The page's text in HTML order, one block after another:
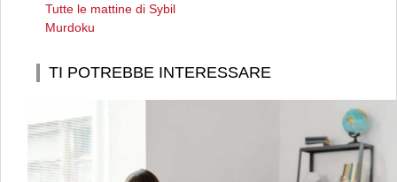
Tutte le mattine di Sybil
Murdoku
TI POTREBBE INTERESSARE